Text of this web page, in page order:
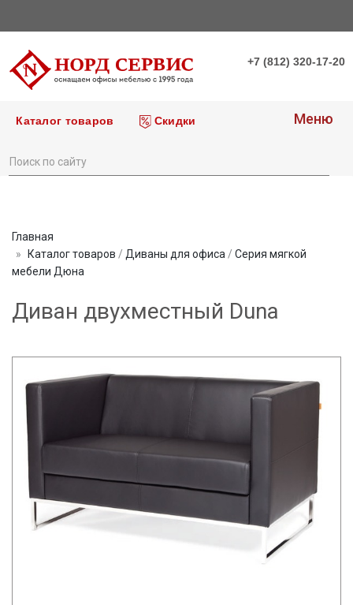
+7 (812) 320-17-20
Каталог товаров Скидки Меню
Главная
Каталог товаров / Диваны для офиса / Серия мягкой
мебели Дюна
Диван двухместный Duna